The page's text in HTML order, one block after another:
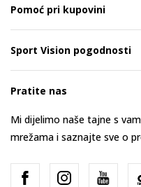
Pomoć pri kupovini
Sport Vision pogodnosti
Pratite nas
Mi dijelimo naše tajne s
mrežama i saznajte sve o